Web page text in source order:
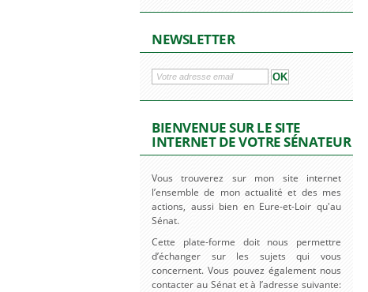
NEWSLETTER
BIENVENUE SUR LE SITE
INTERNET DE VOTRE SÉNATEUR
Vous trouverez sur mon site internet
l’ensemble de mon actualité et des mes
actions, aussi bien en Eure-et-Loir qu'au
Sénat.
Cette plate-forme doit nous permettre
d’échanger sur les sujets qui vous
concernent. Vous pouvez également nous
contacter au Sénat et à l’adresse suivante: